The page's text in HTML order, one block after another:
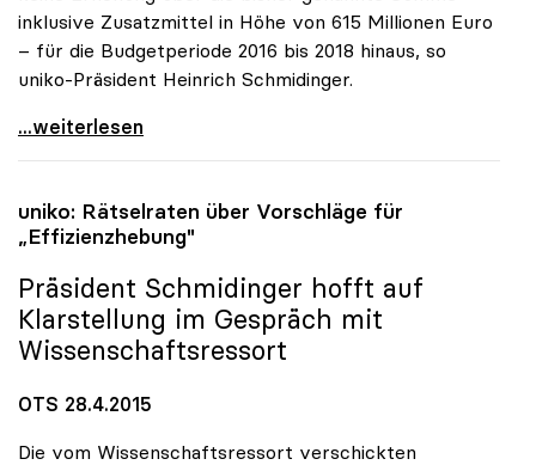
inklusive Zusatzmittel in Höhe von 615 Millionen Euro
– für die Budgetperiode 2016 bis 2018 hinaus, so
uniko-Präsident Heinrich Schmidinger.
uniko: Neuer Vergabemodus ändert nichts am
...weiterlesen
uniko: Rätselraten über Vorschläge für
„Effizienzhebung"
Präsident Schmidinger hofft auf
Klarstellung im Gespräch mit
Wissenschaftsressort
OTS 28.4.2015
Die vom Wissenschaftsressort verschickten